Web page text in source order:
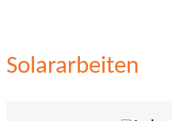
Solararbeiten